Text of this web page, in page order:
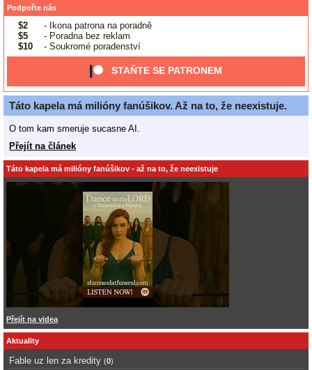
Podpořte nás
$2
- Ikona patrona na poradně
$5
- Poradna bez reklam
$10
- Soukromé poradenství
STAŇTE SE PATRONEM
Táto kapela má milióny fanúšikov. Až na to, že neexistuje.
O tom kam smeruje sucasne AI.
Přejít na článek
Táto kapela má milióny fanúšikov - až na to, že neexistuje
Přejít na videa
Aktuality
Fable uz len za kredity (0)